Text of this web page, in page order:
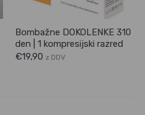
Bombažne DOKOLENKE 310
den | 1 kompresijski razred
€19,90 z DDV